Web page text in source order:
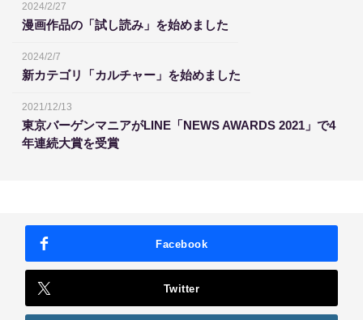
2024/2/27
漫画作品の「試し読み」を始めました
2024/2/7
新カテゴリ「カルチャー」を始めました
2021/12/13
東京バーゲンマニアがLINE「NEWS AWARDS 2021」で4
年連続大賞を受賞
Facebook
Twitter